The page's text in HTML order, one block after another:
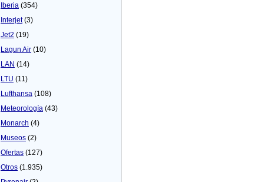
Iberia (354)
Interjet(3)
Jet2 (19)
Lagun Air (10)
LAN (14)
LTU (11)
Lufthansa (108)
Meteorologí­a (43)
Monarch (4)
Museos (2)
Ofertas (127)
Otros (1.935)